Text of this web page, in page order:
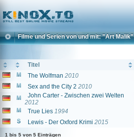
Home
Filme und Serien von und mit: "Art Malik"
Titel
The Wolfman 2010
Sex and the City 2 2010
John Carter - Zwischen zwei Welten
2012
True Lies 1994
Lewis - Der Oxford Krimi 2015
1 bis 5 von 5 Einträgen